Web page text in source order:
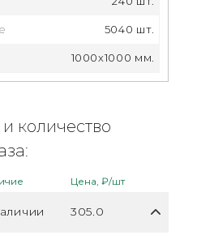
5040 шт.
1000x1000 мм.
количество
Цена, ₽/шт
305.0